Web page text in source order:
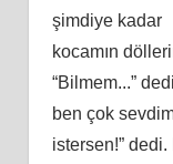
şimdiye kadar
kocamın
“Bilmem...”
ben çok
istersen!”